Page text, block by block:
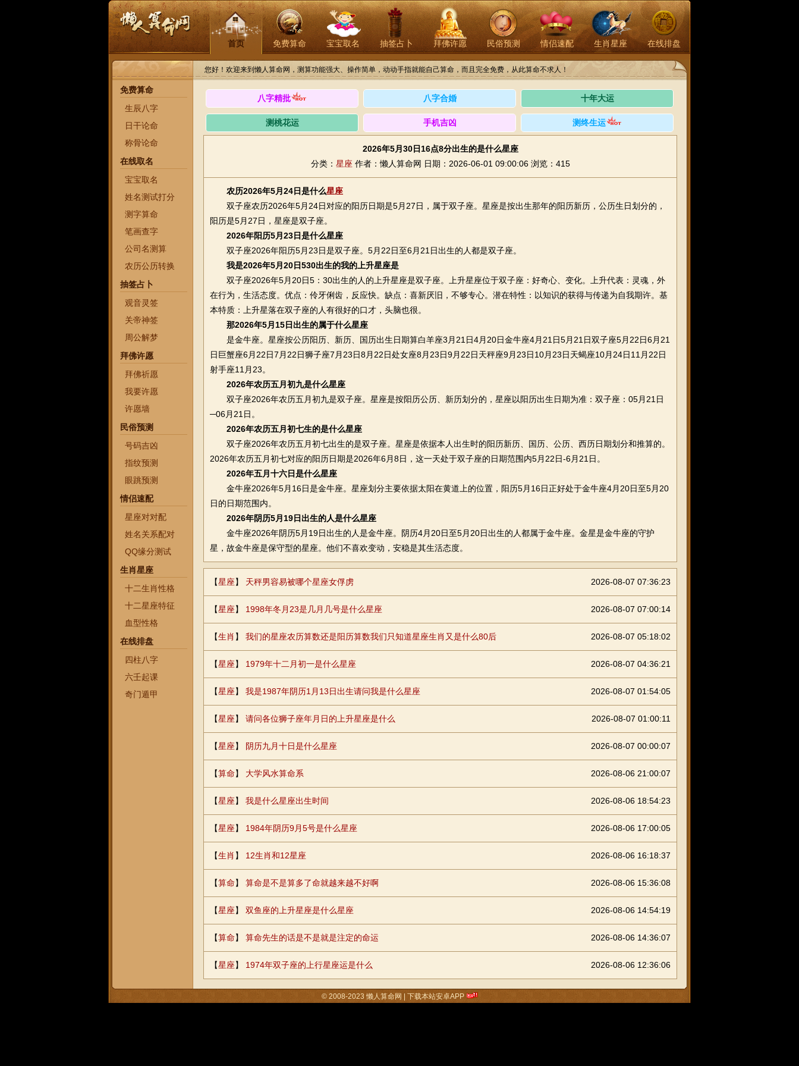
首页 免费算命 宝宝取名 抽签占卜 拜佛许愿 民俗预测 情侣速配 生肖星座 在线排盘
您好！欢迎来到懒人算命网，测算功能强大、操作简单，动动手指就能自己算命，而且完全免费，从此算命不求人！
免费算命
生辰八字
日干论命
称骨论命
在线取名
宝宝取名
姓名测试打分
测字算命
笔画查字
公司名测算
农历公历转换
抽签占卜
观音灵签
关帝神签
周公解梦
拜佛许愿
拜佛祈愿
我要许愿
许愿墙
民俗预测
号码吉凶
指纹预测
眼跳预测
情侣速配
星座对对配
姓名关系配对
QQ缘分测试
生肖星座
十二生肖性格
十二星座特征
血型性格
在线排盘
四柱八字
六壬起课
奇门遁甲
八字精批 八字合婚 十年大运
测桃花运 手机吉凶 测终生运
2026年5月30日16点8分出生的是什么星座
分类： 星座 作者：懒人算命网 日期：2026-06-01 09:00:06 浏览：415
农历2026年5月24日是什么星座
双子座农历2026年5月24日对应的阳历日期是5月27日，属于双子座。星座是按出生那年的阳历新历，公历生日划分的，
阳历是5月27日，星座是双子座。
2026年阳历5月23日是什么星座
双子座2026年阳历5月23日是双子座。5月22日至6月21日出生的人都是双子座。
我是2026年5月20日530出生的我的上升星座是
双子座2026年5月20日5：30出生的人的上升星座是双子座。上升星座位于双子座：好奇心、变化。上升代表：灵魂，外
在行为，生活态度。优点：伶牙俐齿，反应快。缺点：喜新厌旧，不够专心。潜在特性：以知识的获得与传递为自我期许。基
本特质：上升星落在双子座的人有很好的口才，头脑也很。
那2026年5月15日出生的属于什么星座
是金牛座。星座按公历阳历、新历、国历出生日期算白羊座3月21日4月20日金牛座4月21日5月21日双子座5月22日6月21
日巨蟹座6月22日7月22日狮子座7月23日8月22日处女座8月23日9月22日天秤座9月23日10月23日天蝎座10月24日11月22日
射手座11月23。
2026年农历五月初九是什么星座
双子座2026年农历五月初九是双子座。星座是按阳历公历、新历划分的，星座以阳历出生日期为准：双子座：05月21日
─06月21日。
2026年农历五月初七生的是什么星座
双子座2026年农历五月初七出生的是双子座。星座是依据本人出生时的阳历新历、国历、公历、西历日期划分和推算的。
2026年农历五月初七对应的阳历日期是2026年6月8日，这一天处于双子座的日期范围内5月22日-6月21日。
2026年五月十六日是什么星座
金牛座2026年5月16日是金牛座。星座划分主要依据太阳在黄道上的位置，阳历5月16日正好处于金牛座4月20日至5月20
日的日期范围内。
2026年阴历5月19日出生的人是什么星座
金牛座2026年阴历5月19日出生的人是金牛座。阴历4月20日至5月20日出生的人都属于金牛座。金星是金牛座的守护
星，故金牛座是保守型的星座。他们不喜欢变动，安稳是其生活态度。
【星座】 天秤男容易被哪个星座女俘虏 2026-08-07 07:36:23
【星座】 1998年冬月23是几月几号是什么星座 2026-08-07 07:00:14
【生肖 】 我们的星座农历算数还是阳历算数我们只知道星座生肖又是什么80后 2026-08-07 05:18:02
【星座】 1979年十二月初一是什么星座 2026-08-07 04:36:21
【星座】 我是1987年阴历1月13日出生请问我是什么星座 2026-08-07 01:54:05
【星座】 请问各位狮子座年月日的上升星座是什么 2026-08-07 01:00:11
【星座】 阴历九月十日是什么星座 2026-08-07 00:00:07
【算命】 大学风水算命系 2026-08-06 21:00:07
【星座】 我是什么星座出生时间 2026-08-06 18:54:23
【星座】 1984年阴历9月5号是什么星座 2026-08-06 17:00:05
【生肖 】 12生肖和12星座 2026-08-06 16:18:37
【算命】 算命是不是算多了命就越来越不好啊 2026-08-06 15:36:08
【星座】 双鱼座的上升星座是什么星座 2026-08-06 14:54:19
【算命】 算命先生的话是不是就是注定的命运 2026-08-06 14:36:07
【星座】 1974年双子座的上行星座运是什么 2026-08-06 12:36:06
© 2008-2023 懒人算命网 下载本站安卓APP